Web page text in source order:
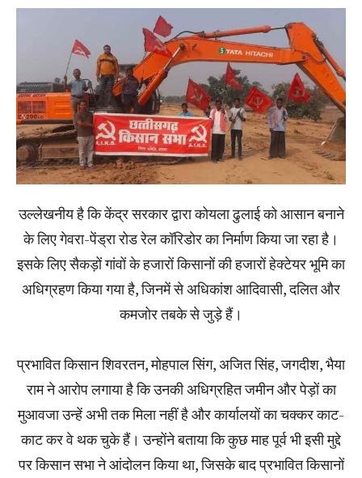
उल्लेखनीय है कि केंद्र सरकार द्वारा कोयला ढुलाई को आसान बनाने
के लिए गेवरा-पेंड्रा रोड रेल कॉरिडोर का निर्माण किया जा रहा है।
इसके लिए सैकड़ों गांवों के हजारों किसानों की हजारों हेक्टेयर भूमि का
अधिग्रहण किया गया है, जिनमें से अधिकांश आदिवासी, दलित और
कमजोर तबके से जुड़े हैं।
प्रभावित किसान शिवरतन, मोहपाल सिंग, अजित सिंह, जगदीश, भैया
राम ने आरोप लगाया है कि उनकी अधिग्रहित जमीन और पेड़ों का
मुआवजा उन्हें अभी तक मिला नहीं है और कार्यालयों का चक्कर काट-
काट कर वे थक चुके हैं। उन्होंने बताया कि कुछ माह पूर्व भी इसी मुद्दे
पर किसान सभा ने आंदोलन किया था, जिसके बाद प्रभावित किसानों